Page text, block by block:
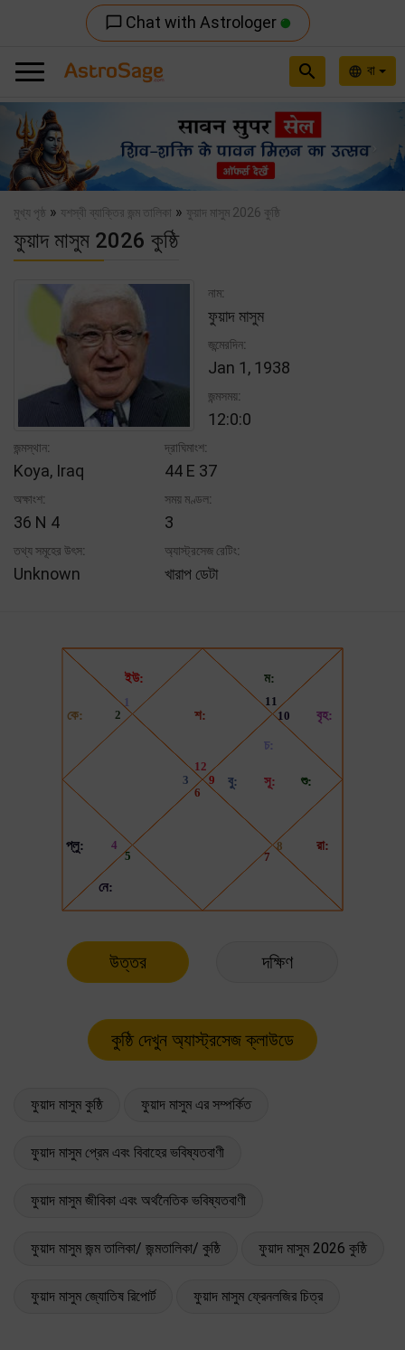
chat_bubble_outline Chat with Astrologer
language বা
search
Previous
মুখ্য পৃষ্ঠ » যশস্বী ব্যাক্তির জন্ম তালিকা » ফুয়াদ মাসুম 2026 কুষ্ঠি
ফুয়াদ মাসুম 2026 কুষ্ঠি
নাম:
ফুয়াদ মাসুম
জন্মেরদিন:
Jan 1, 1938
জন্মসময়:
12:0:0
জন্মস্থান:
Koya, Iraq
দ্রাঘিমাংশ:
44 E 37
অক্ষাংশ:
36 N 4
সময় মণ্ডল:
3
তথ্য সমূহের উৎস:
Unknown
অ্যাস্ট্রসেজ রেটিং:
খারাপ ডেটা
উত্তর দক্ষিণ
ফুয়াদ মাসুম কুষ্ঠি ফুয়াদ মাসুম এর সম্পর্কিত
ফুয়াদ মাসুম প্রেম এবং বিবাহের ভবিষ্যতবাণী
ফুয়াদ মাসুম জীবিকা এবং অর্থনৈতিক ভবিষ্যতবাণী
ফুয়াদ মাসুম জন্ম তালিকা/ জন্মতালিকা/ কুষ্ঠি ফুয়াদ মাসুম 2026 কুষ্ঠি
ফুয়াদ মাসুম জ্যোতিষ রিপোর্ট ফুয়াদ মাসুম ফ্রেনলজির চিত্র